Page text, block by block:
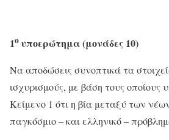
1ουποερώτημα (μονάδες 10)
Να αποδώσεις συνοπτικά τα
ισχυρισμούς, με βάση τους οποίους
Κείμενο 1 ότι η βία μεταξύ των
παγκόσμιο – και ελληνικό –